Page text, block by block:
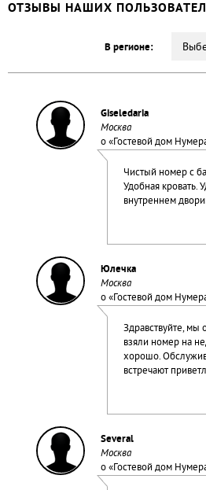
ОТЗЫВЫ НАШИХ
В регионе:
Giseledaria
Москва
о «Гостевой дом
Чистый номер с
Удобная кровать.
внутреннем
Юлечка
Москва
о «Гостевой дом
Здравствуйте, мы
взяли номер на
хорошо.
встречают
Several
Москва
о «Гостевой дом